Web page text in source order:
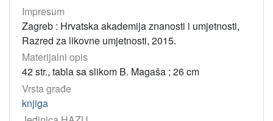
Impresum
Zagreb : Hrvatska akademija znanosti i umjetnosti,
Razred za likovne umjetnosti, 2015.
Materijalni opis
42 str., tabla sa slikom B. Magaša ; 26 cm
Vrsta građe
knjiga